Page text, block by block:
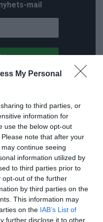
My Personal
to third parties, or
information for
use the below opt-out
note that after your
continue seeing
information utilized by
to third parties prior to
opt-out of the further
by third parties on the
This information may
on the IAB’s List of
further disclose it to other
mail